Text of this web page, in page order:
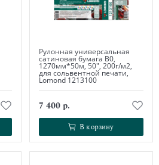
Рулонная универсальная
сатиновая бумага В0,
1270мм*50м, 50", 200г/м2,
для сольвентной печати,
Lomond 1213100
7 400 р.
В корзину
В корзину